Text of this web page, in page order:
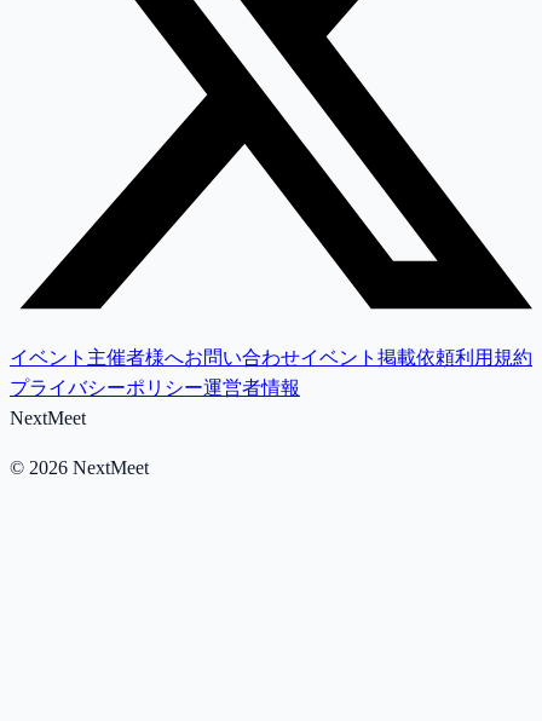
イベント主催者様へお問い合わせイベント掲載依頼利用規約
プライバシーポリシー運営者情報
NextMeet
© 2026 NextMeet